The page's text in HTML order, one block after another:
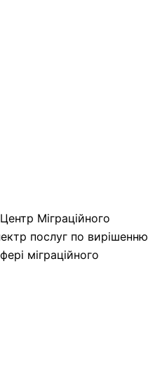
Міграційного
послуг по вирішенню
міграційного